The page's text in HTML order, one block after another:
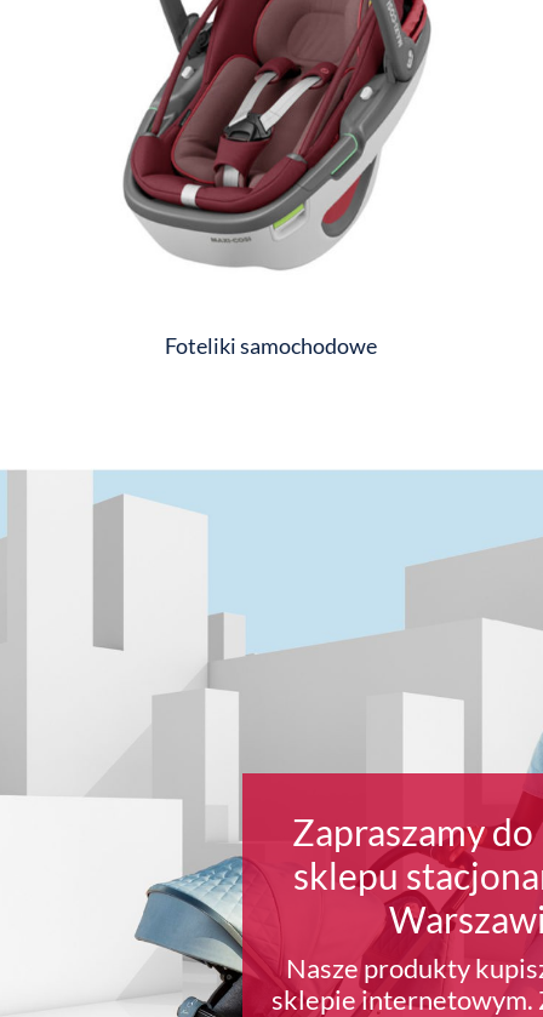
Foteliki samochodowe
Zapraszamy do
sklepu
Nasze produkty
sklepie internetowym.